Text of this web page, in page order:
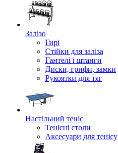
Залізо
Гирі
Стійки для заліза
Гантелі і штанги
Диски, грифи, замки
Рукоятки для тяг
Настільний теніс
Тенісні столи
Аксесуари для тенісу